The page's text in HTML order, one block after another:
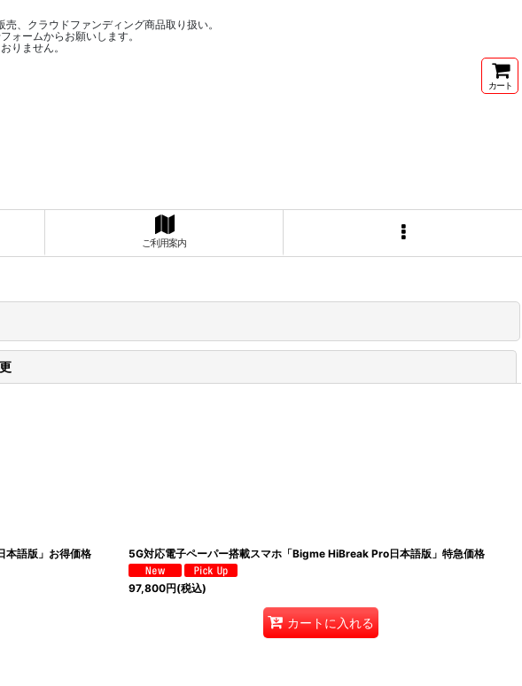
、クラウドファンディング商品取り扱い。
ォームからお願いします。
りません。
カート
ご利用案内
本語版」お得価格 5G対応電子ペーパー搭載スマホ「Bigme HiBreak Pro日本語版」特急価格
97,800円(税込)
カートに入れる